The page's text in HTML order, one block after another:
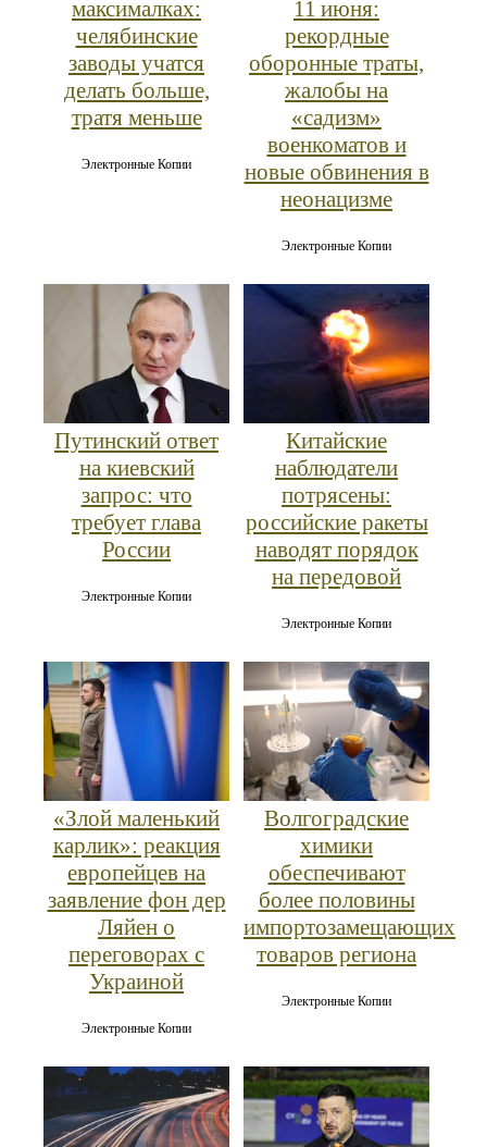
максималках:
челябинские
заводы учатся
делать больше,
тратя меньше
Электронные Копии
11 июня:
рекордные
оборонные траты,
жалобы на
«садизм»
военкоматов и
новые обвинения в
неонацизме
Электронные Копии
Путинский ответ
на киевский
запрос: что
требует глава
России
Электронные Копии
Китайские
наблюдатели
потрясены:
российские ракеты
наводят порядок
на передовой
Электронные Копии
«Злой маленький
карлик»: реакция
европейцев на
заявление фон дер
Ляйен о
переговорах с
Украиной
Электронные Копии
Волгоградские
химики
обеспечивают
более половины
импортозамещающих
товаров региона
Электронные Копии